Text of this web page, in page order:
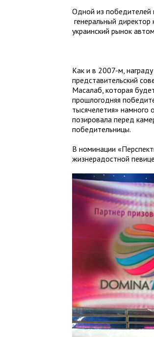
Одной из победителей
генеральный
украинский рынок
Как и в 2007-м,
представительский
Масалаб, которая
прошлогодняя
тысячелетия» намного
позировала перед
победительницы.
В номинации
жизнерадостной